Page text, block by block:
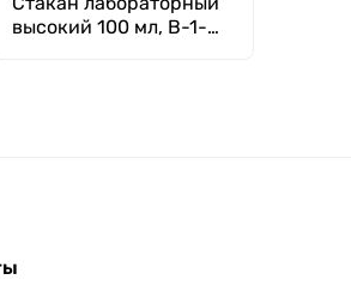
высокий 100 мл, В-1-